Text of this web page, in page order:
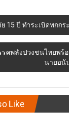
15 ปี ทำระเบิดพกกร
รคพลังปวงชนไทยพร้
นายอนั
Like